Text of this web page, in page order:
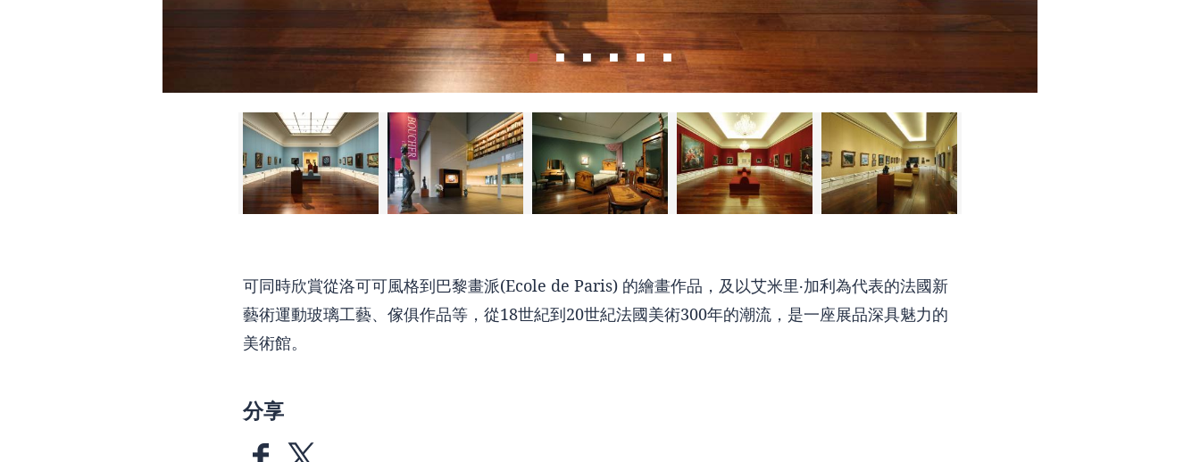
可同時欣賞從洛可可風格到巴黎畫派(Ecole de Paris) 的繪畫作品，及以艾米里‧加利為代表的法國新
藝術運動玻璃工藝、傢俱作品等，從18世紀到20世紀法國美術300年的潮流，是一座展品深具魅力的
美術館。
分享